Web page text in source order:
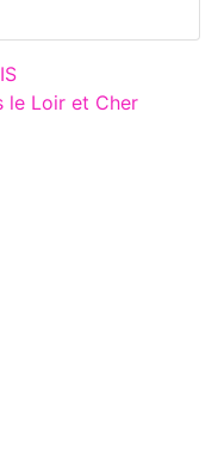
le Loir et Cher